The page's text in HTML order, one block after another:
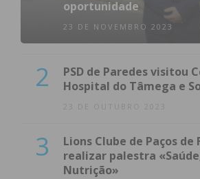
oportunidade
23 DE NOVEMBRO 2023
2
PSD de Paredes visitou
Hospital do Tâmega e
23 DE OUTUBRO 2023
3
Lions Clube de Paços de
realizar palestra
Nutrição»